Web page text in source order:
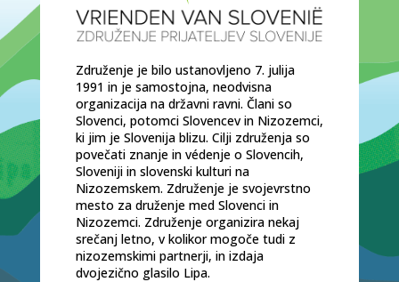
Združenje je bilo ustanovljeno 7. julija
1991 in je samostojna, neodvisna
organizacija na državni ravni. Člani so
Slovenci, potomci Slovencev in Nizozemci,
ki jim je Slovenija blizu. Cilji združenja so
povečati znanje in védenje o Slovencih,
Sloveniji in slovenski kulturi na
Nizozemskem. Združenje je svojevrstno
mesto za druženje med Slovenci in
Nizozemci. Združenje organizira nekaj
srečanj letno, v kolikor mogoče tudi z
nizozemskimi partnerji, in izdaja
dvojezično glasilo Lipa.